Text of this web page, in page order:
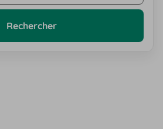
Rechercher